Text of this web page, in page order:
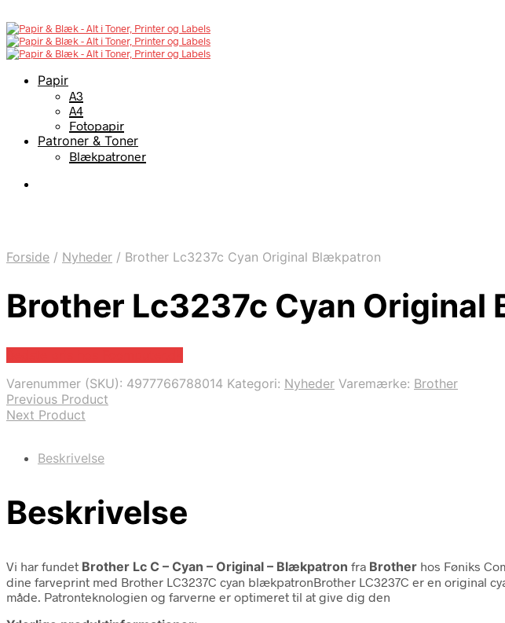
Papir
A3
A4
Fotopapir
Patroner & Toner
Blækpatroner
Forside / Nyheder / Brother Lc3237c Cyan Original Blækpatron
Brother Lc3237c Cyan Original
Varenummer (SKU): 4977766788014 Kategori: Nyheder Varemærke: Brother
Previous Product
Next Product
Beskrivelse
Beskrivelse
Vi har fundet Brother Lc C – Cyan – Original – Blækpatron fra Brother hos Føniks
dine farveprint med Brother LC3237C cyan blækpatronBrother LC3237C er en
måde. Patronteknologien og farverne er optimeret til at give dig den